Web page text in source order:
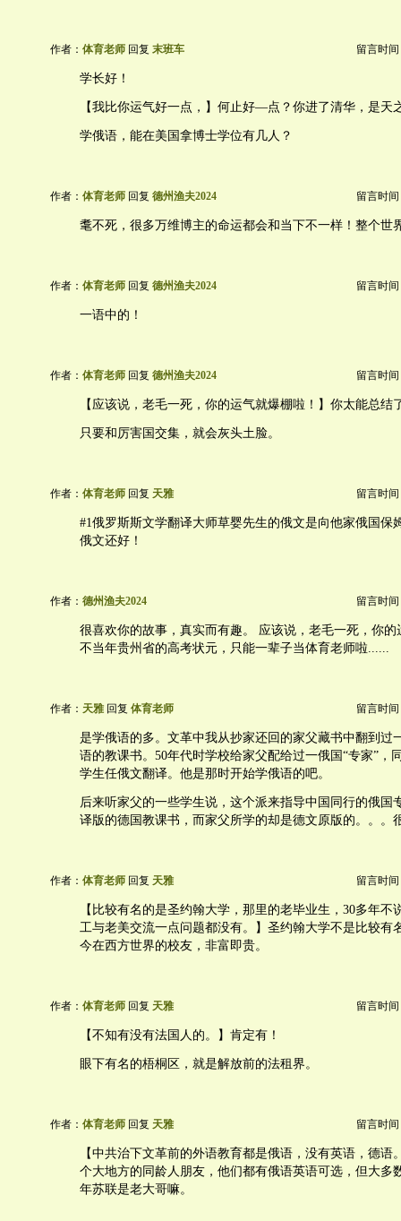
作者： 体育老师 回复 末班车 留言时间
学长好！
【我比你运气好一点，】何止好―点？你进了清华，是天
学俄语，能在美国拿博士学位有几人？
作者： 体育老师 回复 德州渔夫2024 留言时间
耄不死，很多万维博主的命运都会和当下不一样！整个世
作者： 体育老师 回复 德州渔夫2024 留言时间
一语中的！
作者： 体育老师 回复 德州渔夫2024 留言时间
【应该说，老毛一死，你的运气就爆棚啦！】你太能总结
只要和厉害国交集，就会灰头土脸。
作者： 体育老师 回复 天雅 留言时间
#1俄罗斯斯文学翻译大师草婴先生的俄文是向他家俄国保
俄文还好！
作者： 德州渔夫2024 留言时间
很喜欢你的故事，真实而有趣。 应该说，老毛一死，你的
不当年贵州省的高考状元，只能一辈子当体育老师啦......
作者： 天雅 回复 体育老师 留言时间
是学俄语的多。文革中我从抄家还回的家父藏书中翻到过
语的教课书。50年代时学校给家父配给过一俄国“专家”，
学生任俄文翻译。他是那时开始学俄语的吧。
后来听家父的一些学生说，这个派来指导中国同行的俄国
译版的德国教课书，而家父所学的却是德文原版的。。。
作者： 体育老师 回复 天雅 留言时间
【比较有名的是圣约翰大学，那里的老毕业生，30多年不
工与老美交流一点问题都没有。】圣约翰大学不是比较有
今在西方世界的校友，非富即贵。
作者： 体育老师 回复 天雅 留言时间
【不知有没有法国人的。】肯定有！
眼下有名的梧桐区，就是解放前的法租界。
作者： 体育老师 回复 天雅 留言时间
【中共治下文革前的外语教育都是俄语，没有英语，德语
个大地方的同龄人朋友，他们都有俄语英语可选，但大多
年苏联是老大哥嘛。